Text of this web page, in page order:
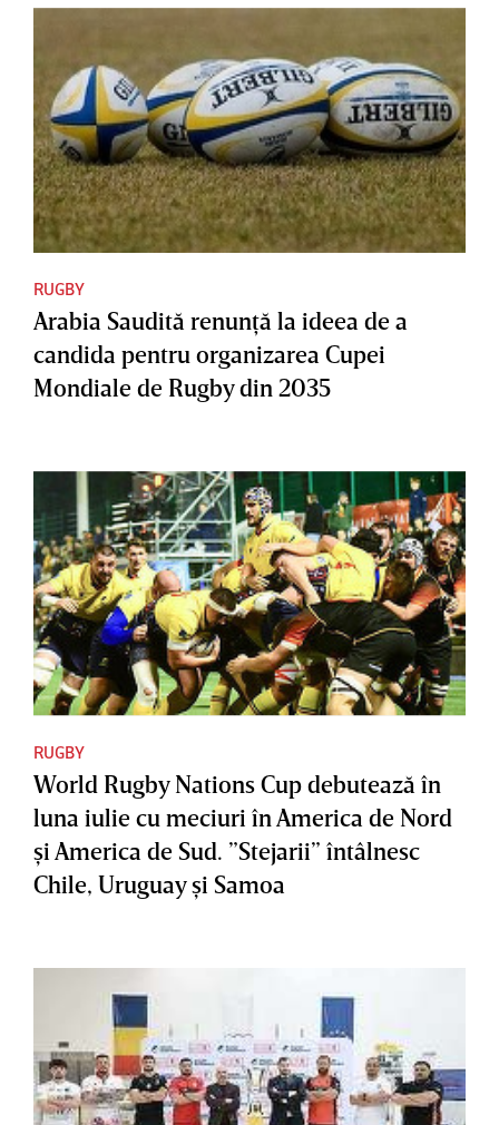
RUGBY
Arabia Saudită renunţă la ideea de a
candida pentru organizarea Cupei
Mondiale de Rugby din 2035
RUGBY
World Rugby Nations Cup debutează în
luna iulie cu meciuri în America de Nord
şi America de Sud. ”Stejarii” întâlnesc
Chile, Uruguay şi Samoa